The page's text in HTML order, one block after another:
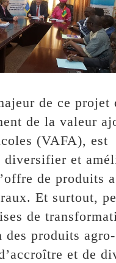
de ce projet
de la valeur
(VAFA), est
diversifier et
de produits
Et surtout,
de
des produits
et de